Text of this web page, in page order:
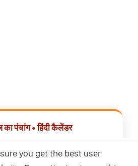
पंचांग • हिंदी कैलेंडर
you get the best user